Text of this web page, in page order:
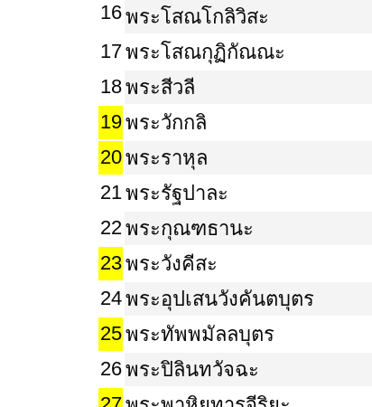
16พระโสณโกลิวิสะ
17พระโสณกุฏิกัณณะ
18พระสีวลี
19พระวักกลิ
20พระราหุล
21พระรัฐปาละ
22พระกุณฑธานะ
23พระวังคีสะ
24พระอุปเสนวังคันตบุตร
25พระทัพพมัลลบุตร
26พระปิลินทวัจฉะ